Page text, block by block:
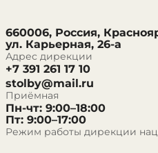
660006, Россия,
ул. Карьерная, 26-а
Адрес дирекции
+7 391 261 17 10
stolby@mail.ru
Приёмная
Пн-чт: 9:00–18:00
Пт: 9:00–17:00
Режим работы дирекции